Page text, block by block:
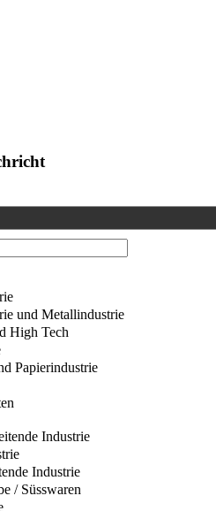
und Metallindustrie
High Tech
Papierindustrie
Industrie
Industrie
/ Süsswaren